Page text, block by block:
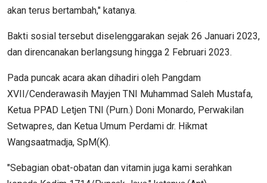
akan terus bertambah," katanya.
Bakti sosial tersebut diselenggarakan sejak 26 Januari 2023,
dan direncanakan berlangsung hingga 2 Februari 2023.
Pada puncak acara akan dihadiri oleh Pangdam
XVII/Cenderawasih Mayjen TNI Muhammad Saleh Mustafa,
Ketua PPAD Letjen TNI (Purn.) Doni Monardo, Perwakilan
Setwapres, dan Ketua Umum Perdami dr. Hikmat
Wangsaatmadja, SpM(K).
"Sebagian obat-obatan dan vitamin juga kami serahkan